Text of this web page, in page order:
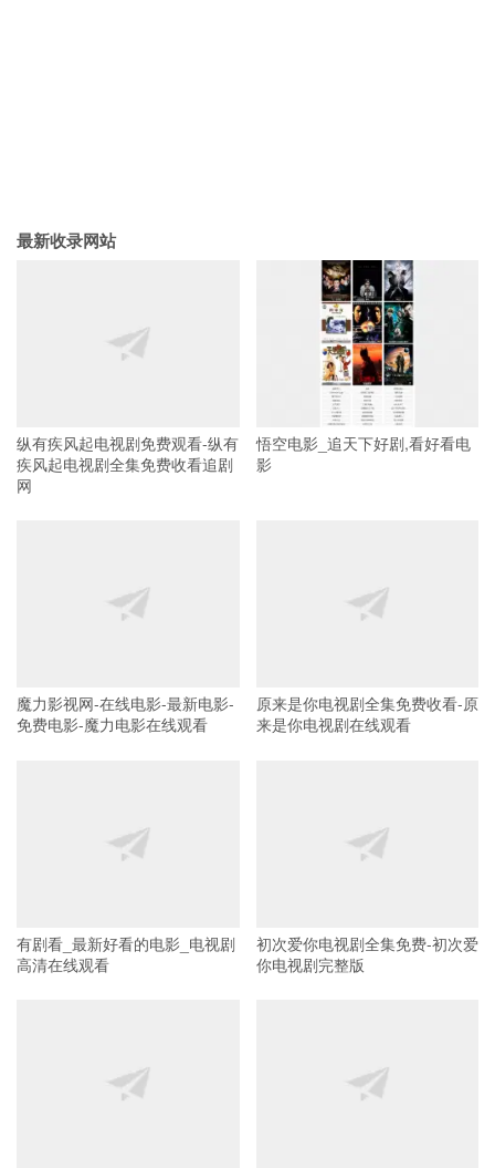
最新收录网站
纵有疾风起电视剧免费观看-纵有
疾风起电视剧全集免费收看追剧
网
悟空电影_追天下好剧,看好看电
影
魔力影视网-在线电影-最新电影-
免费电影-魔力电影在线观看
原来是你电视剧全集免费收看-原
来是你电视剧在线观看
有剧看_最新好看的电影_电视剧
高清在线观看
初次爱你电视剧全集免费-初次爱
你电视剧完整版